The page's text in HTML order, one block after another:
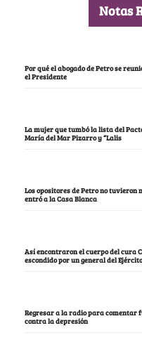
Notas
Por qué el abogado de Petro se
el Presidente
La mujer que tumbó la lista del
María del Mar Pizarro y “Lalis
Los opositores de Petro no
entró a la Casa Blanca
Así encontraron el cuerpo del cura
escondido por un general del Ejército
Regresar a la radio para comentar
contra la depresión